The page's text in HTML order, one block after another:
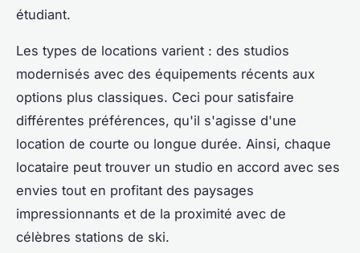
étudiant.
Les types de locations varient : des studios
modernisés avec des équipements récents aux
options plus classiques. Ceci pour satisfaire
différentes préférences, qu'il s'agisse d'une
location de courte ou longue durée. Ainsi, chaque
locataire peut trouver un studio en accord avec ses
envies tout en profitant des paysages
impressionnants et de la proximité avec de
célèbres stations de ski.